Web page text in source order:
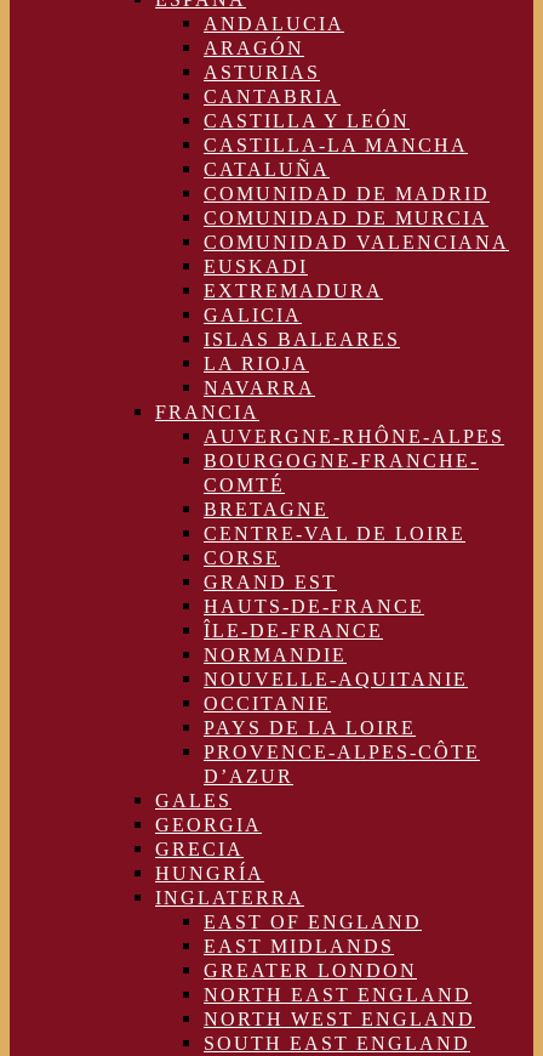
ANDALUCIA
ARAGÓN
ASTURIAS
CANTABRIA
CASTILLA Y LEÓN
CASTILLA-LA MANCHA
CATALUÑA
COMUNIDAD DE MADRID
COMUNIDAD DE MURCIA
COMUNIDAD VALENCIANA
EUSKADI
EXTREMADURA
GALICIA
ISLAS BALEARES
LA RIOJA
NAVARRA
FRANCIA
AUVERGNE-RHÔNE-ALPES
BOURGOGNE-FRANCHE-
COMTÉ
BRETAGNE
CENTRE-VAL DE LOIRE
CORSE
GRAND EST
HAUTS-DE-FRANCE
ÎLE-DE-FRANCE
NORMANDIE
NOUVELLE-AQUITANIE
OCCITANIE
PAYS DE LA LOIRE
PROVENCE-ALPES-CÔTE
D’AZUR
GALES
GEORGIA
GRECIA
HUNGRÍA
INGLATERRA
EAST OF ENGLAND
EAST MIDLANDS
GREATER LONDON
NORTH EAST ENGLAND
NORTH WEST ENGLAND
SOUTH EAST ENGLAND